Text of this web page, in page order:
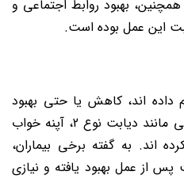
بهبود روابط اجتماعی و
این عمل بوده است.
داده اند، کاهش یا حتی بهبود
کامل بیماری های مرتبط با چاقی مانند دیابت نوع 2، آپنه خواب
اند. به گفته برخی بیماران،
از عمل بهبود یافته و نیازی